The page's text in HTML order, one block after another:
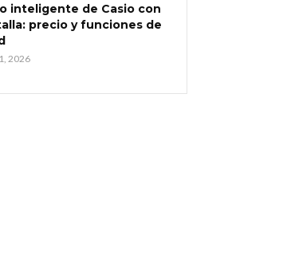
inteligente de Casio con
precio y funciones de
2026